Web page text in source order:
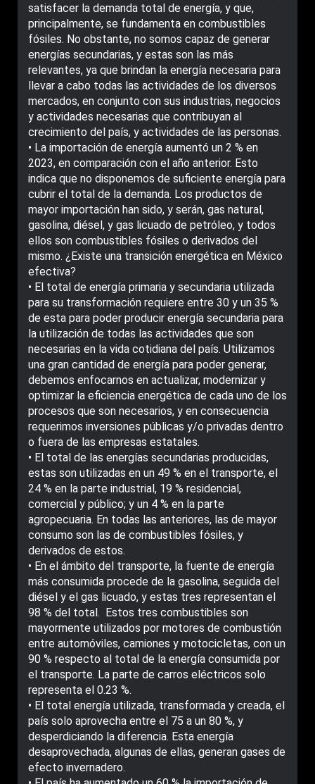
satisfacer la demanda total de energía, y que,
principalmente, se fundamenta en combustibles
fósiles. No obstante, no somos capaz de generar
energías secundarias, y estas son las más
relevantes, ya que brindan la energía necesaria para
llevar a cabo todas las actividades de los diversos
mercados, en conjunto con sus industrias, negocios
y actividades necesarias que contribuyan al
crecimiento del país, y actividades de las personas.
• La importación de energía aumentó un 2 % en
2023, en comparación con el año anterior. Esto
indica que no disponemos de suficiente energía para
cubrir el total de la demanda. Los productos de
mayor importación han sido, y serán, gas natural,
gasolina, diésel, y gas licuado de petróleo, y todos
ellos son combustibles fósiles o derivados del
mismo. ¿Existe una transición energética en México
efectiva?
• El total de energía primaria y secundaria utilizada
para su transformación requiere entre 30 y un 35 %
de esta para poder producir energía secundaria para
la utilización de todas las actividades que son
necesarias en la vida cotidiana del país. Utilizamos
una gran cantidad de energía para poder generar,
debemos enfocarnos en actualizar, modernizar y
optimizar la eficiencia energética de cada uno de los
procesos que son necesarios, y en consecuencia
requerimos inversiones públicas y/o privadas dentro
o fuera de las empresas estatales.
• El total de las energías secundarias producidas,
estas son utilizadas en un 49 % en el transporte, el
24 % en la parte industrial, 19 % residencial,
comercial y público; y un 4 % en la parte
agropecuaria. En todas las anteriores, las de mayor
consumo son las de combustibles fósiles, y
derivados de estos.
• En el ámbito del transporte, la fuente de energía
más consumida procede de la gasolina, seguida del
diésel y el gas licuado, y estas tres representan el
98 % del total. Estos tres combustibles son
mayormente utilizados por motores de combustión
entre automóviles, camiones y motocicletas, con un
90 % respecto al total de la energía consumida por
el transporte. La parte de carros eléctricos solo
representa el 0.23 %.
• El total energía utilizada, transformada y creada, el
país solo aprovecha entre el 75 a un 80 %, y
desperdiciando la diferencia. Esta energía
desaprovechada, algunas de ellas, generan gases de
efecto invernadero.